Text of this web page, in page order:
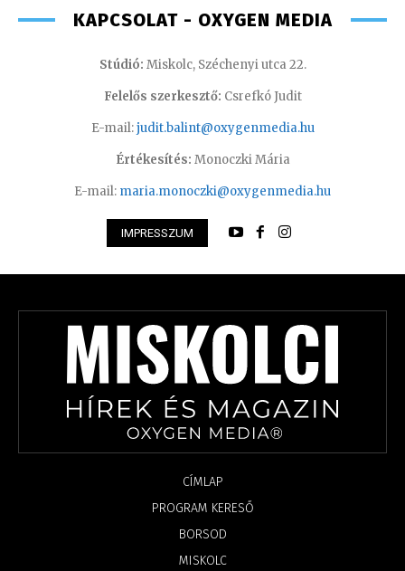
KAPCSOLAT - OXYGEN MEDIA
Stúdió: Miskolc, Széchenyi utca 22.
Felelős szerkesztő: Csrefkó Judit
E-mail:judit.balint@oxygenmedia.hu
Értékesítés: Monoczki Mária
E-mail: maria.monoczki@oxygenmedia.hu
IMPRESSZUM
CÍMLAP
PROGRAM KERESŐ
BORSOD
MISKOLC